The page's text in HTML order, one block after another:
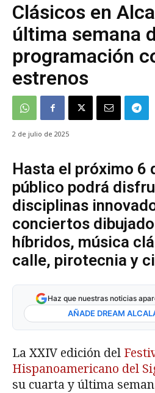
Clásicos en
última semana
programación
estrenos
2 de julio de 2025
Hasta el próximo 6
público podrá
disciplinas
conciertos
híbridos, música
calle, pirotecnia y
Haz que nuestras noticias
AÑADE DREAM
La XXIV edición del
Hispanoamericano del
su cuarta y última